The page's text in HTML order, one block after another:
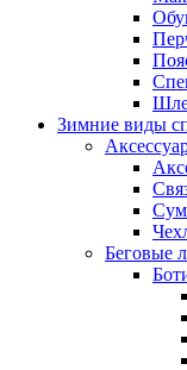
Зимние виды
Беговые